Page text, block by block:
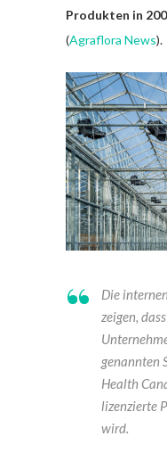
Produkten in
(Agraflora News).
Die
zeigen,
genannten
Health
lizenzierte
wird.